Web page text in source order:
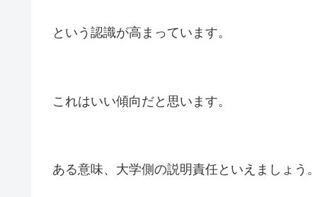
という認識が高まっています。
これはいい傾向だと思います。
ある意味、大学側の説明責任といえましょう。